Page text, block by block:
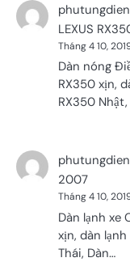
LEXUS
Tháng 4 10,
Dàn nóng
RX350 xịn,
RX350
2007
Tháng 4 10,
Dàn lạnh xe
xịn, dàn
Thái, Dàn…